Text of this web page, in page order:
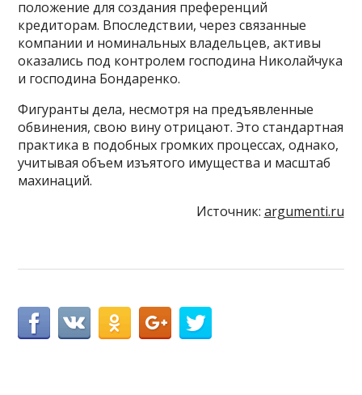
положение для создания преференций
кредиторам. Впоследствии, через связанные
компании и номинальных владельцев, активы
оказались под контролем господина Николайчука
и господина Бондаренко.
Фигуранты дела, несмотря на предъявленные
обвинения, свою вину отрицают. Это стандартная
практика в подобных громких процессах, однако,
учитывая объем изъятого имущества и масштаб
махинаций.
Источник: argumenti.ru